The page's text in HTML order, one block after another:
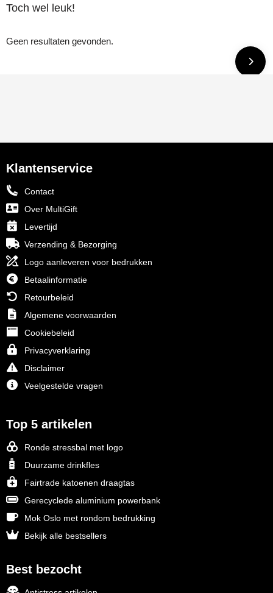
Toch wel leuk!
Geen resultaten gevonden.
Klantenservice
Contact
Over MultiGift
Levertijd
Verzending & Bezorging
Logo aanleveren voor bedrukken
Betaalinformatie
Retourbeleid
Algemene voorwaarden
Cookiebeleid
Privacyverklaring
Disclaimer
Veelgestelde vragen
Top 5 artikelen
Ronde stressbal met logo
Duurzame drinkfles
Fairtrade katoenen draagtas
Gerecyclede aluminium powerbank
Mok Oslo met rondom bedrukking
Bekijk alle bestsellers
Best bezocht